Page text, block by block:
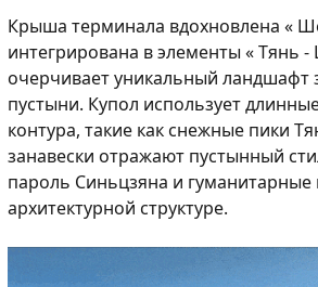
Крыша терминала вдохновлена «
интегрирована в элементы « Тянь
очерчивает уникальный ландшафт
пустыни. Купол использует
контура, такие как снежные пики
занавески отражают пустынный
пароль Синьцзяна и гуманитарные
архитектурной структуре.